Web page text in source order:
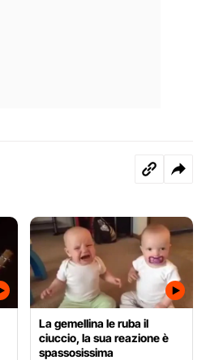
La gemellina le ruba il
ciuccio, la sua reazione è
spassosissima